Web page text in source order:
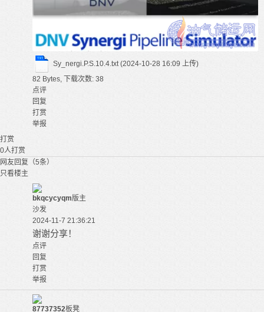
Sy_nergi.P.S.10.4.txt (2024-10-28 16:09 上传)
82 Bytes, 下载次数: 38
点评
回复
打赏
举报
打赏
0人打赏
网友回复（5条）
只看楼主
bkqcycyqm版主
沙发
2024-11-7 21:36:21
谢谢分享！
点评
回复
打赏
举报
87737352板凳